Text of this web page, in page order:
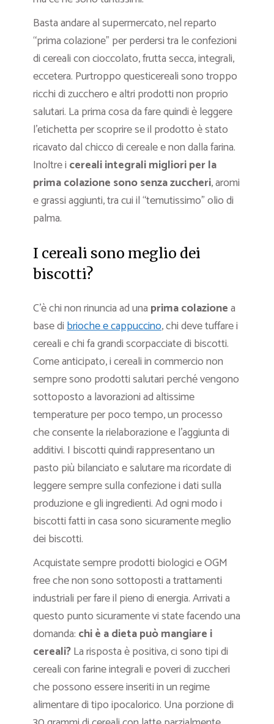
Basta andare al supermercato, nel reparto
“prima colazione” per perdersi tra le confezioni
di cereali con cioccolato, frutta secca, integrali,
eccetera. Purtroppo questicereali sono troppo
ricchi di zucchero e altri prodotti non proprio
salutari. La prima cosa da fare quindi è leggere
l’etichetta per scoprire se il prodotto è stato
ricavato dal chicco di cereale e non dalla farina.
Inoltre i cereali integrali migliori per la
prima colazione sono senza zuccheri, aromi
e grassi aggiunti, tra cui il “temutissimo” olio di
palma.
I cereali sono meglio dei
biscotti?
C’è chi non rinuncia ad una prima colazionea
base dibrioche e cappuccino, chi deve tuffare i
cereali e chi fa grandi scorpacciate di biscotti.
Come anticipato, i cereali in commercio non
sempre sono prodotti salutari perché vengono
sottoposto a lavorazioni ad altissime
temperature per poco tempo, un processo
che consente la rielaborazione e l’aggiunta di
additivi. I biscotti quindi rappresentano un
pasto più bilanciato e salutare ma ricordate di
leggere sempre sulla confezione i dati sulla
produzione e gli ingredienti. Ad ogni modo i
biscotti fatti in casa sono sicuramente meglio
dei biscotti.
Acquistate sempre prodotti biologici e OGM
free che non sono sottoposti a trattamenti
industriali per fare il pieno di energia. Arrivati a
questo punto sicuramente vi state facendo una
domanda: chi è a dieta può mangiare i
cereali?La risposta è positiva, ci sono tipi di
cereali con farine integrali e poveri di zuccheri
che possono essere inseriti in un regime
alimentare di tipo ipocalorico. Una porzione di